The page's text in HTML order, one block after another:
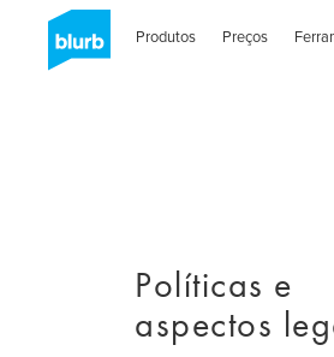
Produtos Preços
Políticas e
aspectos